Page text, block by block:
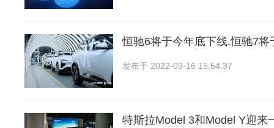
恒驰6将于今年底下线,恒驰7将
发布于 2022-09-16 15:54:37
特斯拉Model 3和Model Y迎来